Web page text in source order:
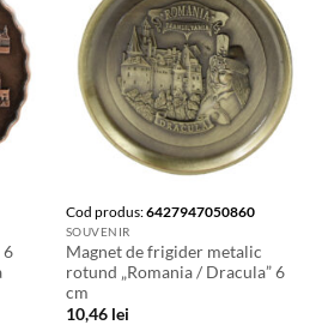
6
Cod produs:6427947050860
SOUVENIR
Magnet de frigider metalic
rotund „Romania / Dracula” 6
cm
10,46 lei